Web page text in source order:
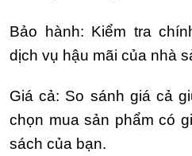
Bảo hành: Kiểm tra
dịch vụ hậu mãi của nhà
Giá cả: So sánh giá cả
chọn mua sản phẩm có
sách của bạn.